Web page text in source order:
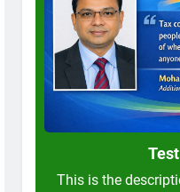
This is the